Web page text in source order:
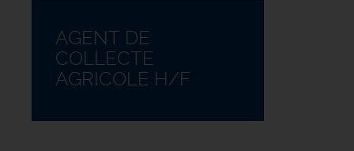
AGENT DE
COLLECTE
AGRICOLE H/F